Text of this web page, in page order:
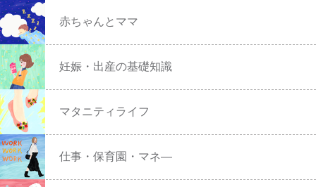
赤ちゃんとママ
妊娠・出産の基礎知識
マタニティライフ
仕事・保育園・マネ―